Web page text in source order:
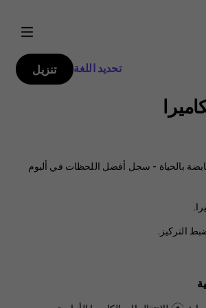
تحديد اللغة تنزيل
بالحياة - سجل أفضل اللحظات في ألبوم
.
التركيز.